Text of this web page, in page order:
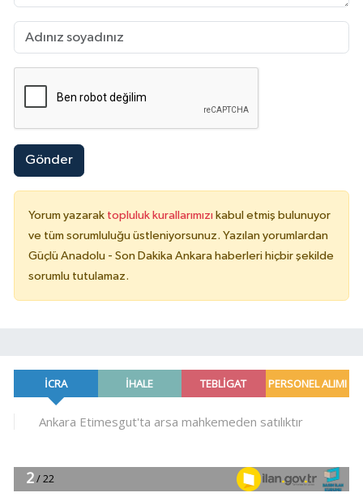
Gönder
Yorum yazarak topluluk kurallarımızı kabul etmiş bulunuyor
ve tüm sorumluluğu üstleniyorsunuz. Yazılan yorumlardan
Güçlü Anadolu - Son Dakika Ankara haberleri hiçbir şekilde
sorumlu tutulamaz.